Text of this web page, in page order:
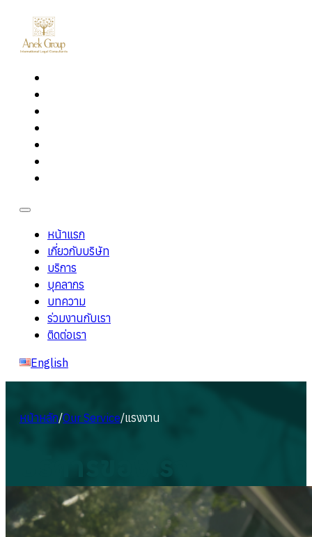
หน้าแรก
เกี่ยวกับบริษัท
บริการ
บุคลากร
บทความ
ร่วมงานกับเรา
ติดต่อเรา
English
หน้าหลัก/Our Service/แรงงาน